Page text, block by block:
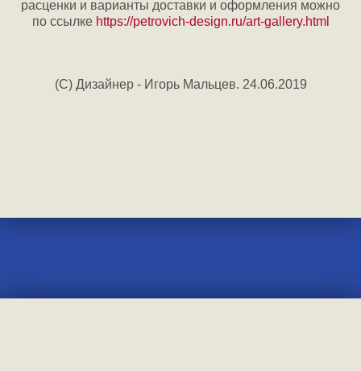
расценки и варианты доставки и оформления можно
по ссылке https://petrovich-design.ru/art-gallery.html
(C) Дизайнер - Игорь Мальцев. 24.06.2019